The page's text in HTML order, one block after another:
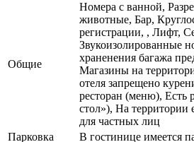
Общие
Номера с ванной,
животные, Бар,
регистрации, , Лифт,
Звукоизолированные
храненения багажа
Магазины на
отеля запрещено
ресторан (меню), Есть
стол»), На территории
для частных лиц
Парковка
В гостинице имеется